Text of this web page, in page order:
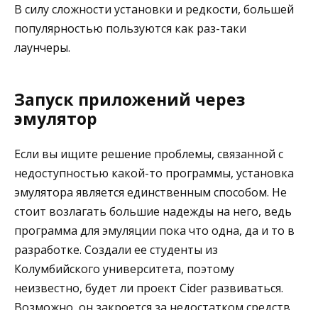
В силу сложности установки и редкости, большей
популярностью пользуются как раз-таки
лаунчеры.
Запуск приложений через
эмулятор
Если вы ищите решение проблемы, связанной с
недоступностью какой-то программы, установка
эмулятора является единственным способом. Не
стоит возлагать большие надежды на него, ведь
программа для эмуляции пока что одна, да и то в
разработке. Создали ее студенты из
Колумбийского университета, поэтому
неизвестно, будет ли проект Cider развиваться.